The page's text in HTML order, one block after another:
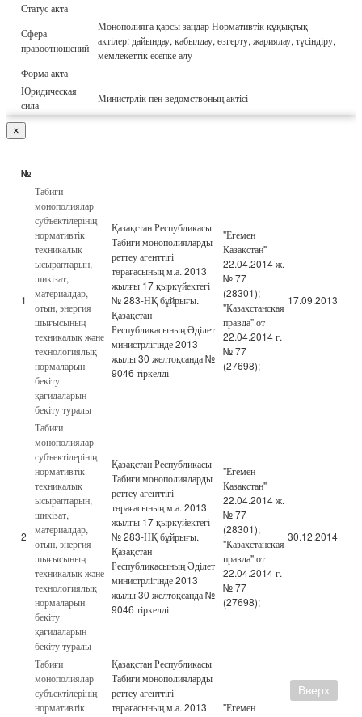
Статус акта
Сфера
правоотношений
Монополияға қарсы заңдар Нормативтік құқықтық
актілер: дайындау, қабылдау, өзгерту, жариялау, түсіндіру,
мемлекеттік есепке алу
Форма акта
Юридическая
сила
Министрлік пен ведомствоның актісі
×
№
1
Табиғи
монополиялар
субъектілерінің
нормативтік
техникалық
ысыраптарын,
шикізат,
материалдар,
отын, энергия
шығысының
техникалық және
технологиялық
нормаларын
бекіту
қағидаларын
бекіту туралы
Қазақстан Республикасы
Табиғи монополияларды
реттеу агенттігі
төрағасының м.а. 2013
жылғы 17 қыркүйектегі
№ 283-НҚ бұйрығы.
Қазақстан
Республикасының Әділет
министрлігінде 2013
жылы 30 желтоқсанда №
9046 тіркелді
"Егемен
Қазақстан"
22.04.2014 ж.
№ 77
(28301);
"Казахстанская
правда" от
22.04.2014 г.
№ 77
(27698);
17.09.2013
2
Табиғи
монополиялар
субъектілерінің
нормативтік
техникалық
ысыраптарын,
шикізат,
материалдар,
отын, энергия
шығысының
техникалық және
технологиялық
нормаларын
бекіту
қағидаларын
бекіту туралы
Қазақстан Республикасы
Табиғи монополияларды
реттеу агенттігі
төрағасының м.а. 2013
жылғы 17 қыркүйектегі
№ 283-НҚ бұйрығы.
Қазақстан
Республикасының Әділет
министрлігінде 2013
жылы 30 желтоқсанда №
9046 тіркелді
"Егемен
Қазақстан"
22.04.2014 ж.
№ 77
(28301);
"Казахстанская
правда" от
22.04.2014 г.
№ 77
(27698);
30.12.2014
Табиғи
монополиялар
субъектілерінің
нормативтік
Қазақстан Республикасы
Табиғи монополияларды
реттеу агенттігі
төрағасының м.а. 2013
"Егемен
Вверх